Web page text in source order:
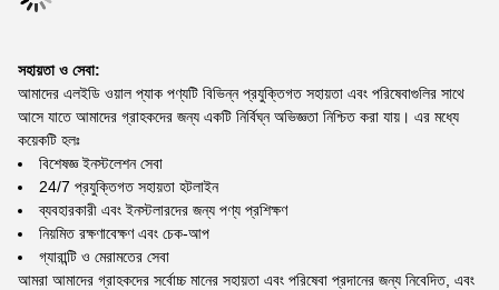
সহায়তা ও সেবা:
আমাদের এলইডি ওয়াল প্যাক পণ্যটি বিভিন্ন প্রযুক্তিগত সহায়তা এবং পরিষেবাগুলির সাথে
আসে যাতে আমাদের গ্রাহকদের জন্য একটি নির্বিঘ্ন অভিজ্ঞতা নিশ্চিত করা যায়। এর মধ্যে
কয়েকটি হলঃ
বিশেষজ্ঞ ইনস্টলেশন সেবা
24/7 প্রযুক্তিগত সহায়তা হটলাইন
ব্যবহারকারী এবং ইনস্টলারদের জন্য পণ্য প্রশিক্ষণ
নিয়মিত রক্ষণাবেক্ষণ এবং চেক-আপ
গ্যারান্টি ও মেরামতের সেবা
আমরা আমাদের গ্রাহকদের সর্বোচ্চ মানের সহায়তা এবং পরিষেবা প্রদানের জন্য নিবেদিত, এবং